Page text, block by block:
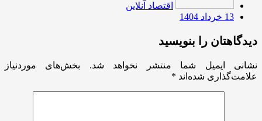
اقتصاد آنلاین
13 خرداد 1404
دیدگاهتان را بنویسید
نشانی ایمیل شما منتشر نخواهد شد.
بخش‌های موردنیاز
علامت‌گذاری شده‌اند *